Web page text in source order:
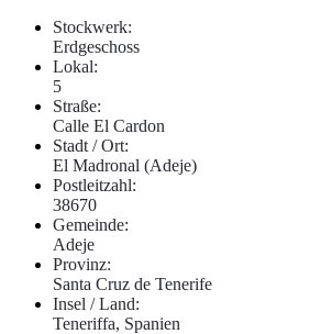
Stockwerk:
Erdgeschoss
Lokal:
5
Straße:
Calle El Cardon
Stadt / Ort:
El Madronal (Adeje)
Postleitzahl:
38670
Gemeinde:
Adeje
Provinz:
Santa Cruz de Tenerife
Insel / Land:
Teneriffa, Spanien